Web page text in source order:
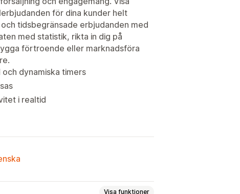
för dina kunder helt
tidsbegränsade erbjudanden med
med statistik, rikta in dig på
förtroende eller marknadsföra
dynamiska timers
i realtid
Visa funktioner